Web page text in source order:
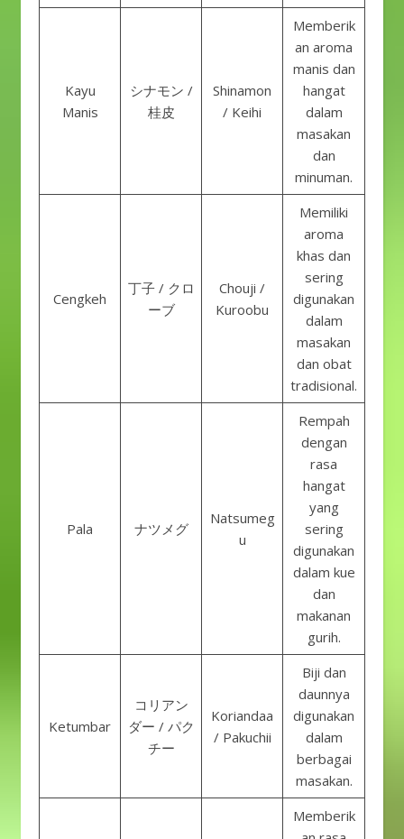
Kayu
Manis
シナモン /
桂皮
Shinamon
/ Keihi
Memberik
an aroma
manis dan
hangat
dalam
masakan
dan
minuman.
Cengkeh
丁子 / クロ
ーブ
Chouji /
Kuroobu
Memiliki
aroma
khas dan
sering
digunakan
dalam
masakan
dan obat
tradisional.
Pala ナツメグ
Natsumeg
u
Rempah
dengan
rasa
hangat
yang
sering
digunakan
dalam kue
dan
makanan
gurih.
Ketumbar
コリアン
ダー / パク
チー
Koriandaa
/ Pakuchii
Biji dan
daunnya
digunakan
dalam
berbagai
masakan.
Memberik